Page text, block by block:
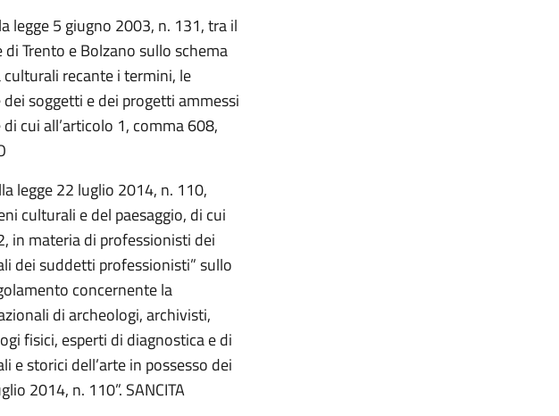
legge 5 giugno 2003, n. 131, tra il
Trento e Bolzano sullo schema
recante i termini, le
soggetti e dei progetti ammessi
cui all’articolo 1, comma 608,
legge 22 luglio 2014, n. 110,
culturali e del paesaggio, di cui
in materia di professionisti dei
dei suddetti professionisti” sullo
concernente la
di archeologi, archivisti,
fisici, esperti di diagnostica e di
e storici dell’arte in possesso dei
2014, n. 110”. SANCITA